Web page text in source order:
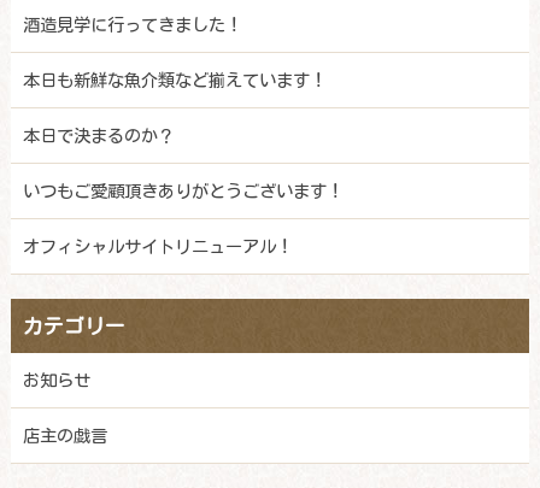
酒造見学に行ってきました！
本日も新鮮な魚介類など揃えています！
本日で決まるのか？
いつもご愛顧頂きありがとうございます！
オフィシャルサイトリニューアル！
カテゴリー
お知らせ
店主の戯言